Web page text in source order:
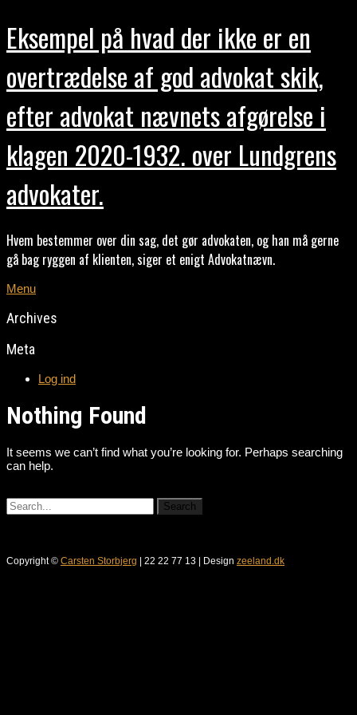
Eksempel på hvad der ikke er en
overtrædelse af god advokat skik,
efter advokat nævnets afgørelse i
klagen 2020-1932. over Lundgrens
advokater.
Hvem bestemmer over din sag, det gør advokaten, og han må gerne
gå bag ryggen af klienten, siger et enigt Advokatnævn.
Menu
Archives
Meta
Log ind
Nothing Found
It seems we can’t find what you’re looking for. Perhaps searching
can help.
Copyright © Carsten Storbjerg | 22 22 77 13 | Design zeeland.dk